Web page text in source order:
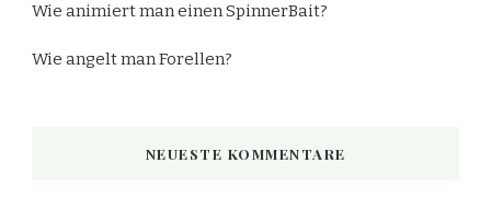
Wie animiert man einen SpinnerBait?
Wie angelt man Forellen?
NEUESTE KOMMENTARE